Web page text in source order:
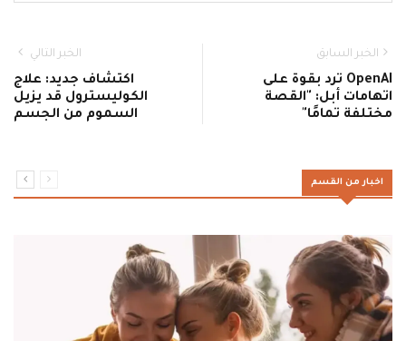
الخبر السابق
OpenAI ترد بقوة على
اتهامات أبل: "القصة
مختلفة تمامًا"
الخبر التالي
اكتشاف جديد: علاج
الكوليسترول قد يزيل
السموم من الجسم
اخبار من القسم